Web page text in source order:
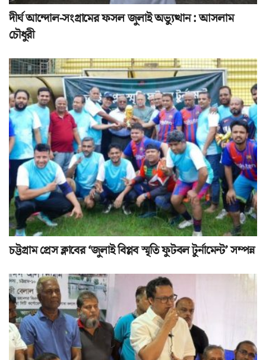
দীর্ঘ আন্দোল-সংগ্রামের ফসল জুলাই অভ্যুত্থান : আসলাম
চৌধুরী
চট্টগ্রাম প্রেস ক্লাবের ‘জুলাই বিপ্লব স্মৃতি ফুটবল টুর্নামেন্ট’ সম্পন্ন